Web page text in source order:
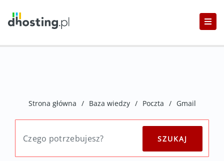
Strona główna / Baza wiedzy / Poczta / Gmail